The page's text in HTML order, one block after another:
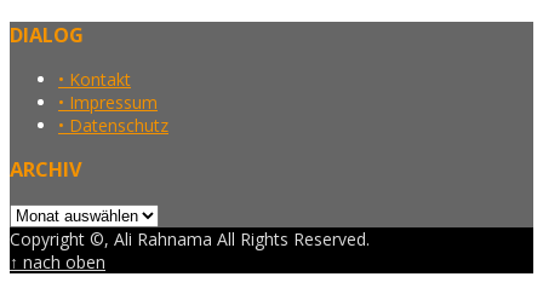
DIALOG
• Kontakt
• Impressum
• Datenschutz
ARCHIV
Archiv
Copyright ©, Ali Rahnama All Rights Reserved.
↑ nach oben